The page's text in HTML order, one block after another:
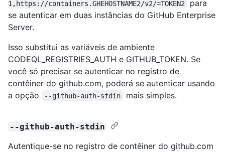
1,https://containers.GHEHOSTNAME2/v2/=TOKEN2
para
se autenticar em duas instâncias do GitHub Enterprise
Server.
Isso substitui as variáveis de ambiente
CODEQL_REGISTRIES_AUTH e GITHUB_TOKEN. Se
você só precisar se autenticar no registro de
contêiner do github.com, poderá se autenticar usando
a opção
--github-auth-stdin mais simples.
--github-auth-stdin
Autentique-se no registro de contêiner do github.com